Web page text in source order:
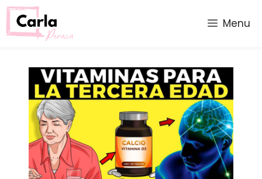
Saltar
al
contenido
Menu